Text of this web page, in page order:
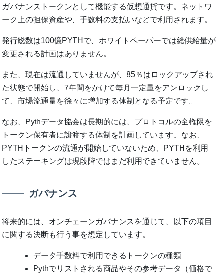
ガバナンストークンとして機能する仮想通貨です。ネットワ
ーク上の担保資産や、手数料の支払いなどで利用されます。
発行総数は100億PYTHで、ホワイトペーパーでは総供給量が
変更される計画はありません。
また、現在は流通していませんが、85％はロックアップされ
た状態で開始し、7年間をかけて毎月一定量をアンロックし
て、市場流通量を徐々に増加する体制となる予定です。
なお、Pythデータ協会は長期的には、プロトコルの全権限を
トークン保有者に譲渡する体制を計画しています。なお、
PYTHトークンの流通が開始していないため、PYTHを利用
したステーキングは現段階ではまだ利用できていません。
ガバナンス
将来的には、オンチェーンガバナンスを通じて、以下の項目
に関する決断も行う事を想定しています。
データ手数料で利用できるトークンの種類
Pythでリストされる商品やその参考データ（価格で